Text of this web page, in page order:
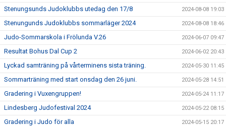
Stenungsunds Judoklubbs utedag den 17/8 2024-08-08 19:03
Stenungunds Judoklubbs sommarläger 2024 2024-08-08 18:46
Judo-Sommarskola i Frölunda V.26 2024-06-07 09:47
Resultat Bohus Dal Cup 2 2024-06-02 20:43
Lyckad samträning på vårterminens sista träning. 2024-05-30 11:45
Sommarträning med start onsdag den 26 juni. 2024-05-28 14:51
Gradering i Vuxengruppen! 2024-05-24 11:17
Lindesberg Judofestival 2024 2024-05-22 08:15
Gradering i Judo för alla 2024-05-15 20:17